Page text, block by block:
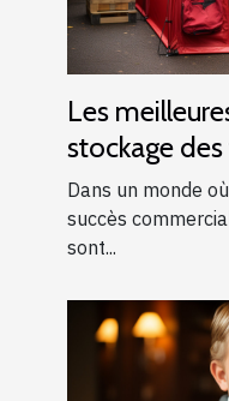
Les
stockage
Dans un monde
succès
sont...